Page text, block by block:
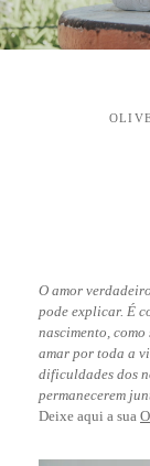
O amor
pode explicar. É
nascimento,
amar por toda a
dificuldades dos
permanecerem
Deixe aqui a sua